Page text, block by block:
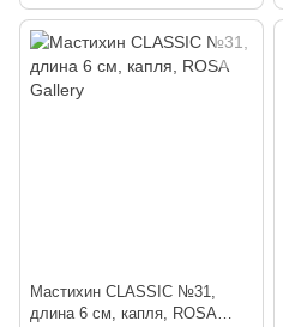
Мастихин CLASSIC №31,
длина 6 см, капля, ROSA